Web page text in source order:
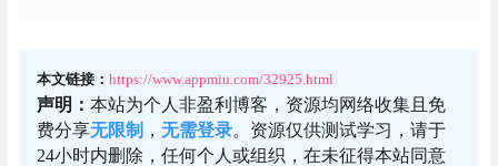
本文链接： https://www.appmiu.com/32925.html
声明： 本站为个人非盈利博客，资源均网络收集且免
费分享无限制 ， 无需登录。资源仅供测试学习，请于
24小时内删除，任何个人或组织，在未征得本站同意